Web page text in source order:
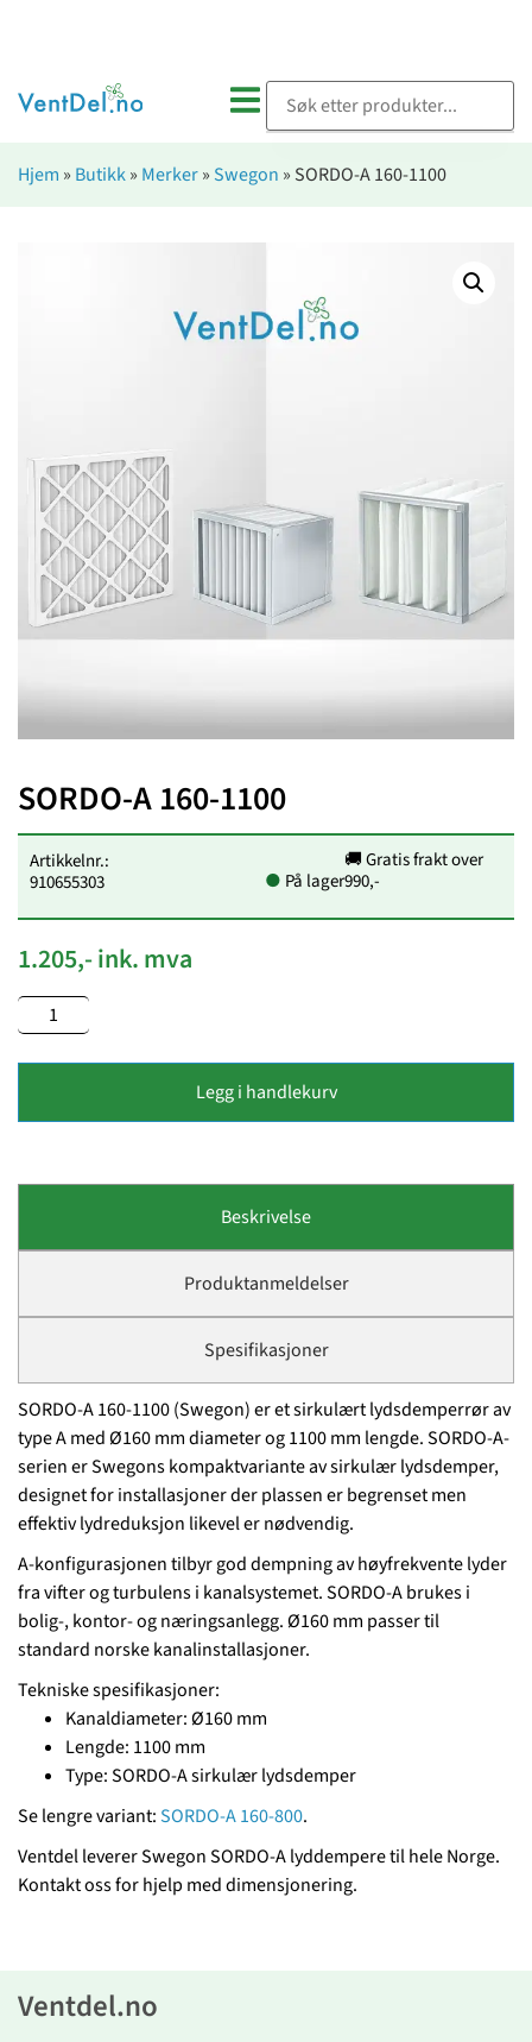
Hjem » Butikk» Merker» Swegon » SORDO-A 160-1100
SORDO-A 160-1100
Artikkelnr.:
910655303
● På lager
🚚 Gratis frakt over
990,-
1.205,- ink. mva
Legg i handlekurv
Beskrivelse
Produktanmeldelser
Spesifikasjoner
SORDO-A 160-1100 (Swegon) er et sirkulært lydsdemperrør av
type A med Ø160 mm diameter og 1100 mm lengde. SORDO-A-
serien er Swegons kompaktvariante av sirkulær lydsdemper,
designet for installasjoner der plassen er begrenset men
effektiv lydreduksjon likevel er nødvendig.
A-konfigurasjonen tilbyr god dempning av høyfrekvente lyder
fra vifter og turbulens i kanalsystemet. SORDO-A brukes i
bolig-, kontor- og næringsanlegg. Ø160 mm passer til
standard norske kanalinstallasjoner.
Tekniske spesifikasjoner:
Kanaldiameter: Ø160 mm
Lengde: 1100 mm
Type: SORDO-A sirkulær lydsdemper
Se lengre variant:SORDO-A 160-800.
Ventdel leverer Swegon SORDO-A lyddempere til hele Norge.
Kontakt oss for hjelp med dimensjonering.
Ventdel.no